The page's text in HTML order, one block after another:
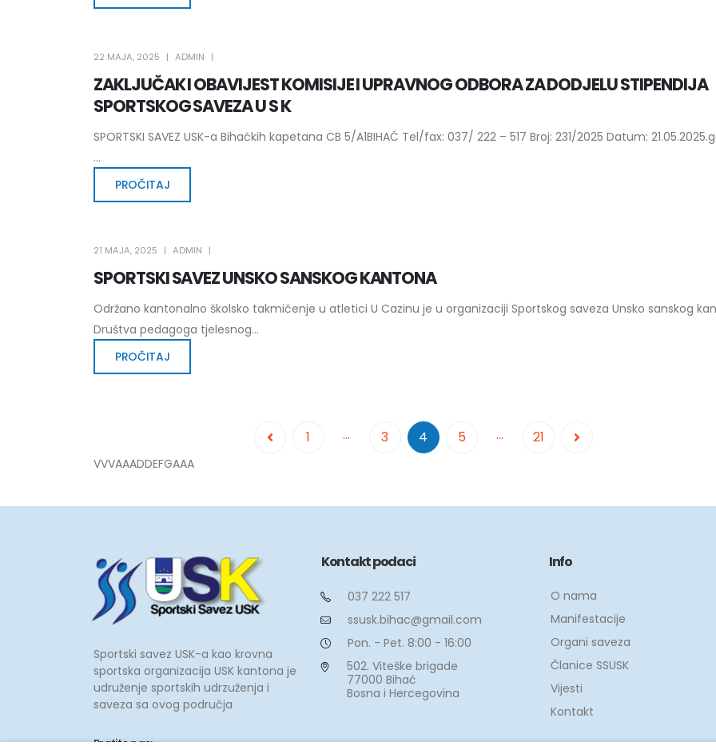
ZAKLJUČAK I OBAVIJEST KOMISIJE I UPRAVNOG ODBORA ZA DODJELU STIPENDIJA
SPORTSKOG SAVEZA U S K
22 MAJA, 2025 ADMIN
SPORTSKI SAVEZ USK-a Bihaćkih kapetana CB 5/A1BIHAĆ Tel/fax: 037/ 222 – 517 Broj: 231/2025 Datum:
...
PROČITAJ
SPORTSKI SAVEZ UNSKO SANSKOG KANTONA
21 MAJA, 2025 ADMIN
Održano kantonalno školsko takmičenje u atletici U Cazinu je u organizaciji Sportskog saveza Unsko sanskog
Društva pedagoga tjelesnog...
PROČITAJ
1 … 3 4 5 … 21
VVVAAADDEFGAAA
Sportski savez USK-a kao krovna
sportska organizacija USK kantona je
udruženje sportskih udrzuženja i
saveza sa ovog područja
Pratite nas:
Kontakt podaci
037 222 517
ssusk.bihac@gmail.com
Pon. - Pet. 8:00 - 16:00
502. Viteške brigade
77000 Bihać
Bosna i Hercegovina
Info
O nama
Manifestacije
Organi saveza
Članice SSUSK
Vijesti
Kontakt